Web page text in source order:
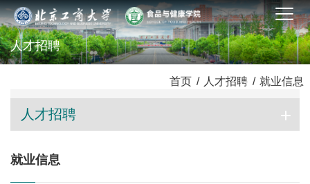
人才招聘
首页 / 人才招聘 / 就业信息
人才招聘
就业信息